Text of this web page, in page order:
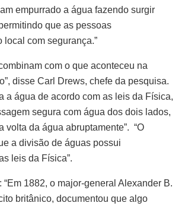
empurrado a água fazendo surgir
que as pessoas
local com segurança.”
com o que aconteceu na
disse Carl Drews, chefe da pesquisa.
a água de acordo com as leis da Física,
segura com água dos dois lados,
volta da água abruptamente”. “O
a divisão de águas possui
leis da Física”.
“Em 1882, o major-general Alexander B.
britânico, documentou que algo